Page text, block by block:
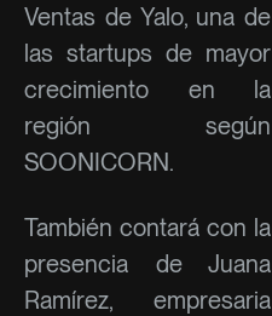
Ventas de Yalo, una de
las startups de mayor
crecimiento en la
región según
SOONICORN.
También contará con la
presencia de Juana
Ramírez, empresaria